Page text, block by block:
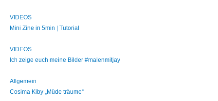
VIDEOS
Mini Zine in 5min | Tutorial
VIDEOS
Ich zeige euch meine Bilder #malenmitjay
Allgemein
Cosima Kiby „Müde träume“